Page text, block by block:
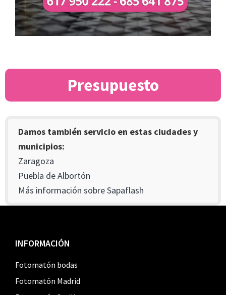
Presupuesto
Damos también servicio en estas ciudades y
municipios:
Zaragoza
Puebla de Albortón
Más información sobre Sapaflash
Footer
INFORMACIÓN
Fotomatón bodas
Fotomatón Madrid